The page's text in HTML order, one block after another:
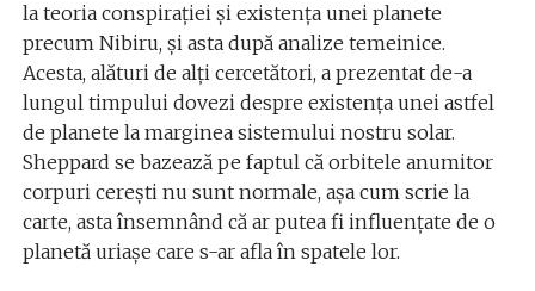
la teoria conspirației și existența unei planete
precum Nibiru, și asta după analize temeinice.
Acesta, alături de alți cercetători, a prezentat de-a
lungul timpului dovezi despre existența unei astfel
de planete la marginea sistemului nostru solar.
Sheppard se bazează pe faptul că orbitele anumitor
corpuri cerești nu sunt normale, așa cum scrie la
carte, asta însemnând că ar putea fi influențate de o
planetă uriașe care s-ar afla în spatele lor.